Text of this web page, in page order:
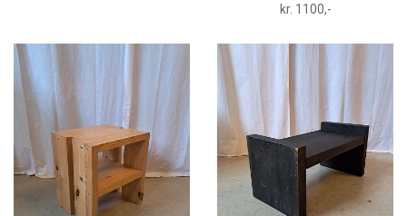
kr. 1100,-